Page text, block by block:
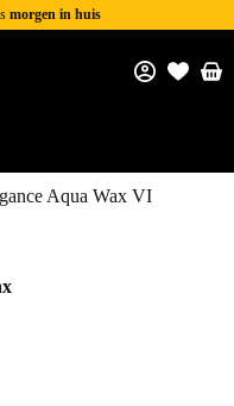
morgen in huis
Aqua Wax VI